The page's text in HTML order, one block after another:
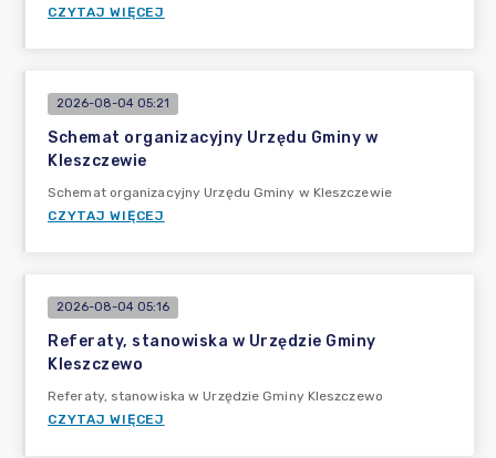
CZYTAJ WIĘCEJ
2026-08-04 05:21
Schemat organizacyjny Urzędu Gminy w
Kleszczewie
Schemat organizacyjny Urzędu Gminy w Kleszczewie
CZYTAJ WIĘCEJ
2026-08-04 05:16
Referaty, stanowiska w Urzędzie Gminy
Kleszczewo
Referaty, stanowiska w Urzędzie Gminy Kleszczewo
CZYTAJ WIĘCEJ